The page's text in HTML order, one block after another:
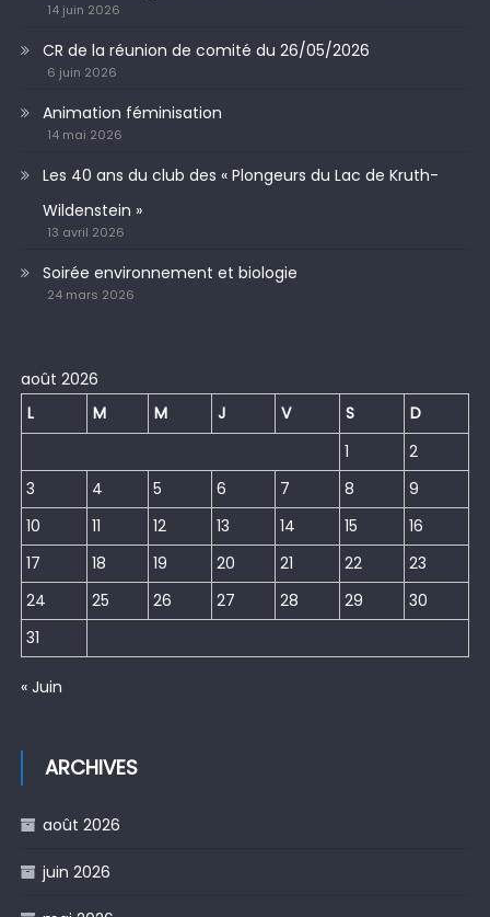
14 juin 2026
CR de la réunion de comité du 26/05/2026
6 juin 2026
Animation féminisation
14 mai 2026
Les 40 ans du club des « Plongeurs du Lac de Kruth-
Wildenstein »
13 avril 2026
Soirée environnement et biologie
24 mars 2026
août 2026
L
M M J V S
D
1
2
3
4 5 6 7 8
9
10
11 12 13 14 15
16
17
18 19 20 21 22
23
24
25 26 27 28 29
30
31
« Juin
ARCHIVES
août 2026
juin 2026